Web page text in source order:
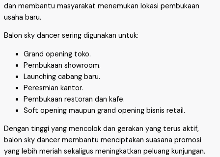
dan membantu masyarakat menemukan lokasi pembukaan
usaha baru.
Balon sky dancer sering digunakan untuk:
Grand opening toko.
Pembukaan showroom.
Launching cabang baru.
Peresmian kantor.
Pembukaan restoran dan kafe.
Soft opening maupun grand opening bisnis retail.
Dengan tinggi yang mencolok dan gerakan yang terus aktif,
balon sky dancer membantu menciptakan suasana promosi
yang lebih meriah sekaligus meningkatkan peluang kunjungan.